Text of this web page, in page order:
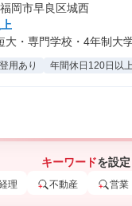
岡市早良区城西
・専門学校・4年制大
用あり 年間休日120日以上
キーワードを設
理 不動産 営業